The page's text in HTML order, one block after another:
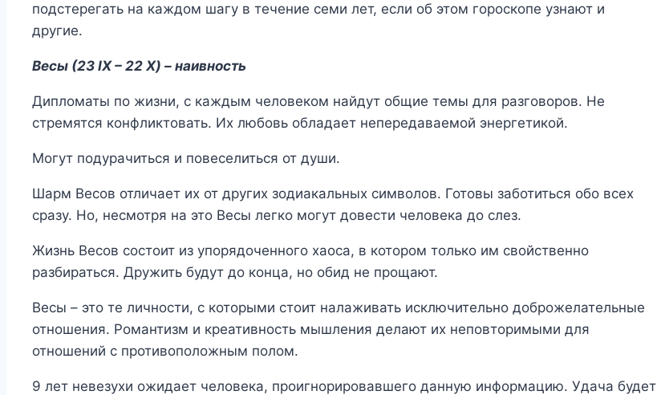
подстерегать на каждом шагу в течение семи лет, если об этом гороскопе узнают и
другие.
Весы (23 IX – 22 X) – наивность
Дипломаты по жизни, с каждым человеком найдут общие темы для разговоров. Не
стремятся конфликтовать. Их любовь обладает непередаваемой энергетикой.
Могут подурачиться и повеселиться от души.
Шарм Весов отличает их от других зодиакальных символов. Готовы заботиться обо всех
сразу. Но, несмотря на это Весы легко могут довести человека до слез.
Жизнь Весов состоит из упорядоченного хаоса, в котором только им свойственно
разбираться. Дружить будут до конца, но обид не прощают.
Весы – это те личности, с которыми стоит налаживать исключительно доброжелательные
отношения. Романтизм и креативность мышления делают их неповторимыми для
отношений с противоположным полом.
9 лет невезухи ожидает человека, проигнорировавшего данную информацию. Удача будет